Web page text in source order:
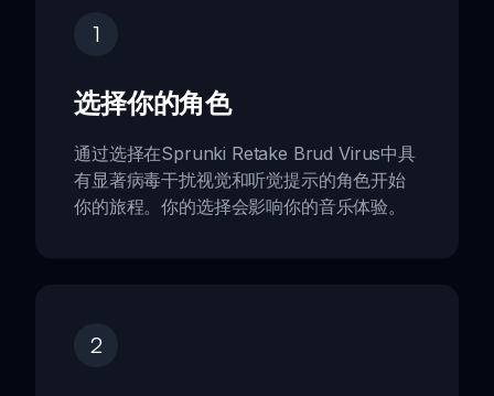
1
选择你的角色
通过选择在Sprunki Retake Brud Virus中具
有显著病毒干扰视觉和听觉提示的角色开始
你的旅程。你的选择会影响你的音乐体验。
2